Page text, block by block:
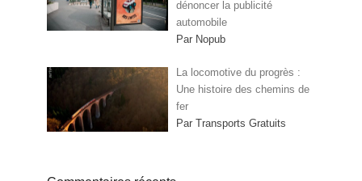
dénoncer la publicité
automobile
Par Nopub
La locomotive du progrès :
Une histoire des chemins de
fer
Par Transports Gratuits